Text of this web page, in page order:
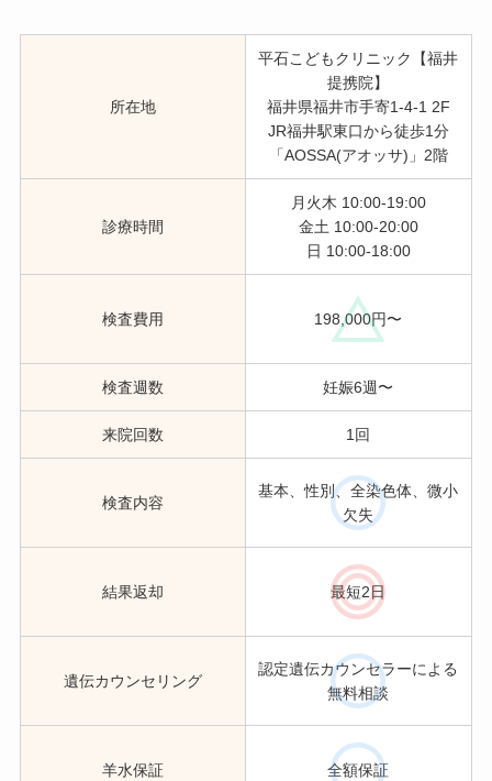
所在地
平石こどもクリニック【福井
提携院】
福井県福井市手寄1-4-1 2F
JR福井駅東口から徒歩1分
「AOSSA(アオッサ)」2階
診療時間
月火木 10:00-19:00
金土 10:00-20:00
日 10:00-18:00
検査費用 198,000円〜
検査週数 妊娠6週〜
来院回数 1回
検査内容
基本、性別、全染色体、微小
欠失
結果返却 最短2日
遺伝カウンセリング
認定遺伝カウンセラーによる
無料相談
羊水保証 全額保証